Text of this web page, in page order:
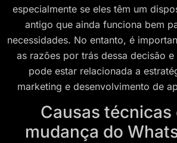
especialmente se eles têm um
antigo que ainda funciona bem
necessidades. No entanto, é
as razões por trás dessa decisão
pode estar relacionada a
marketing e desenvolvimento de
Causas técnicas
mudança do